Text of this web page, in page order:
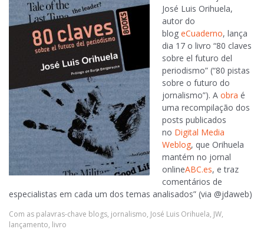
José Luis Orihuela,
autor do
blog eCuaderno, lança
dia 17 o livro “80 claves
sobre el futuro del
periodismo” (“80 pistas
sobre o futuro do
jornalismo”). A obra é
uma recompilação dos
posts publicados
no Digital Media
Weblog, que Orihuela
mantém no jornal
onlineABC.es, e traz
comentários de
especialistas em cada um dos temas analisados” (via @jdaweb)
Com as palavras-chave blogs, jornalismo, José Luis Orihuela, JW,
lançamento, livro